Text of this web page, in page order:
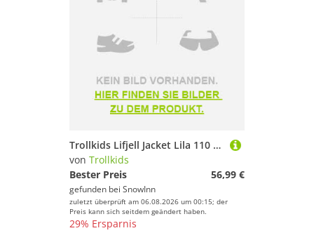
Trollkids Lifjell Jacket Lila 110 cm Mädchen
von Trollkids
Bester Preis
56,99 €
gefunden bei SnowInn
zuletzt überprüft am 06.08.2026 um 00:15; der
Preis kann sich seitdem geändert haben.
29% Ersparnis